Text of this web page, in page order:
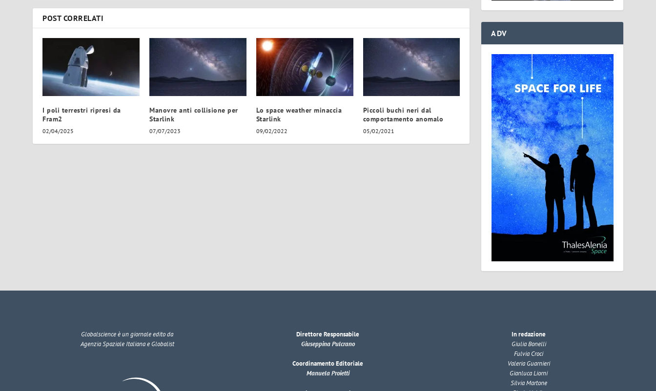
POST CORRELATI
I poli terrestri ripresi da
Fram2
02/04/2025
Manovre anti collisione per
Starlink
07/07/2023
Lo space weather minaccia
Starlink
09/02/2022
Piccoli buchi neri dal
comportamento anomalo
05/02/2021
ADV
Globalscienceè un giornale edito da
Agenzia Spaziale Italiana e Globalist
Direttore Responsabile
Giuseppina Pulcrano
Coordinamento Editoriale
Manuela Proietti
In redazione
Giulia Bonelli
Fulvia Croci
Valeria Guarnieri
Gianluca Liorni
Silvia Martone